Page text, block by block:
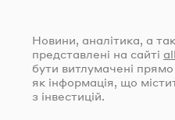
Новини, аналітика, а
представлені на сайті
бути витлумачені
як інформація, що
з інвестицій.